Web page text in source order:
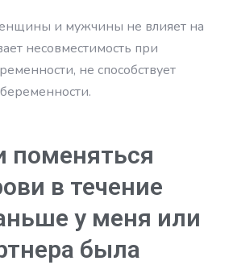
и мужчины не влияет на
несовместимость при
не способствует
поменяться
в течение
у меня или
была